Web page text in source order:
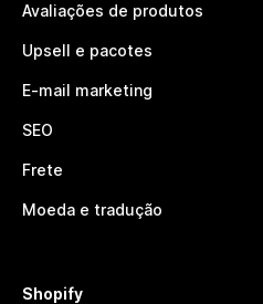
Avaliações de produtos
Upsell e pacotes
E-mail marketing
SEO
Frete
Moeda e tradução
Shopify